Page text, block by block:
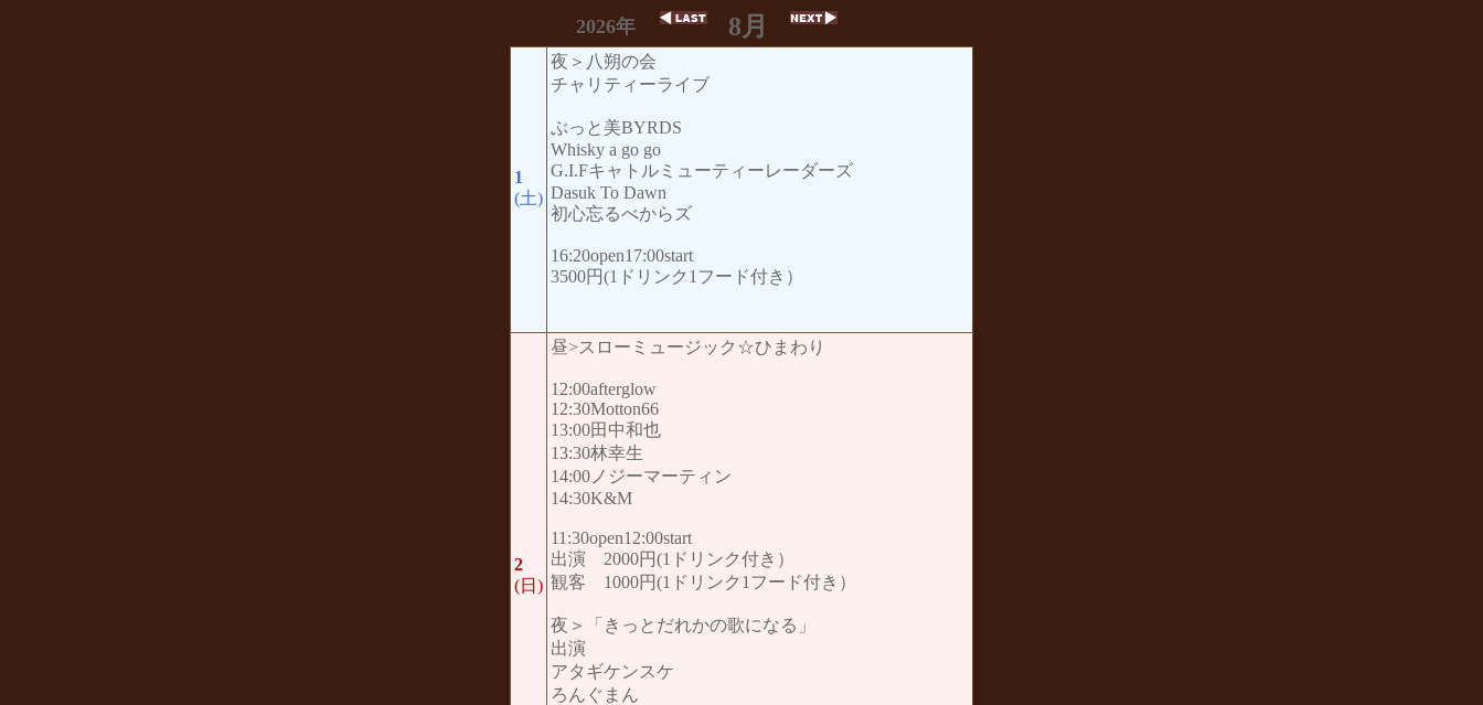
2026年 8月
1
(土)
夜＞八朔の会
チャリティーライブ
ぶっと美BYRDS
Whisky a go go
G.I.Fキャトルミューティーレーダーズ
Dasuk To Dawn
初心忘るべからズ
16:20open17:00start
3500円(1ドリンク1フード付き）
2
(日)
昼>スローミュージック☆ひまわり
12:00afterglow
12:30Motton66
13:00田中和也
13:30林幸生
14:00ノジーマーティン
14:30K&M
11:30open12:00start
出演 2000円(1ドリンク付き）
観客 1000円(1ドリンク1フード付き）
夜＞「きっとだれかの歌になる」
出演
アタギケンスケ
ろんぐまん